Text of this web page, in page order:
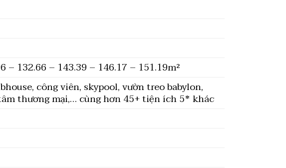
– 132.66 – 143.39 – 146.17 – 151.19m²
công viên, skypool, vườn treo babylon,
thương mại,… cùng hơn 45+ tiện ích 5* khác